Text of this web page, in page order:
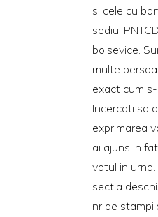
si cele cu
sediul
bolsevice.
multe
exact cum
Incercati sa
exprimarea
ai ajuns in
votul in
sectia
nr de